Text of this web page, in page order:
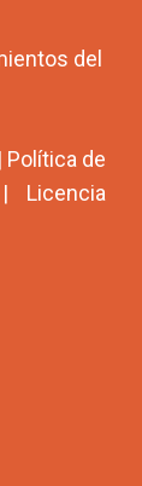
del
| Política de
Licencia